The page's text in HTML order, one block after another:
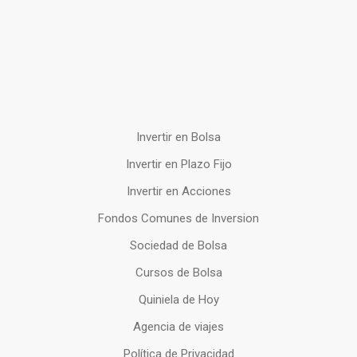
Invertir en Bolsa
Invertir en Plazo Fijo
Invertir en Acciones
Fondos Comunes de Inversion
Sociedad de Bolsa
Cursos de Bolsa
Quiniela de Hoy
Agencia de viajes
Política de Privacidad